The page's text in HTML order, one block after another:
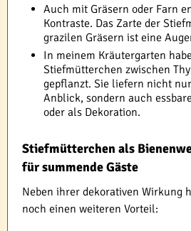
Auch mit Gräsern oder Farn
Kontraste. Das Zarte der
grazilen Gräsern ist eine
In meinem Kräutergarten
Stiefmütterchen zwischen
gepflanzt. Sie liefern nicht
Anblick, sondern auch
oder als Dekoration.
Stiefmütterchen als
für summende Gäste
Neben ihrer dekorativen Wirkung
noch einen weiteren Vorteil: